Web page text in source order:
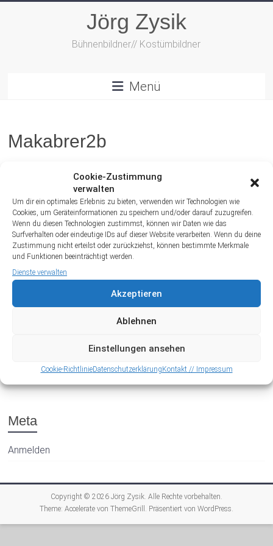
Cookie-Zustimmung
verwalten
Um dir ein optimales Erlebnis zu bieten, verwenden wir Technologien wie
Cookies, um Geräteinformationen zu speichern und/oder darauf zuzugreifen.
Wenn du diesen Technologien zustimmst, können wir Daten wie das
Surfverhalten oder eindeutige IDs auf dieser Website verarbeiten. Wenn du deine
Zustimmung nicht erteilst oder zurückziehst, können bestimmte Merkmale
und Funktionen beeinträchtigt werden.
Dienste verwalten
Akzeptieren
Ablehnen
Einstellungen ansehen
Cookie-RichtlinieDatenschutzerklärung Kontakt // Impressum
Jörg Zysik
Bühnenbildner// Kostümbildner
Menü
Makabrer2b
Archiv
Meta
Anmelden
Copyright © 2026 Jörg Zysik. Alle Rechte vorbehalten.
Theme: Acceleratevon ThemeGrill. Präsentiert von WordPress.